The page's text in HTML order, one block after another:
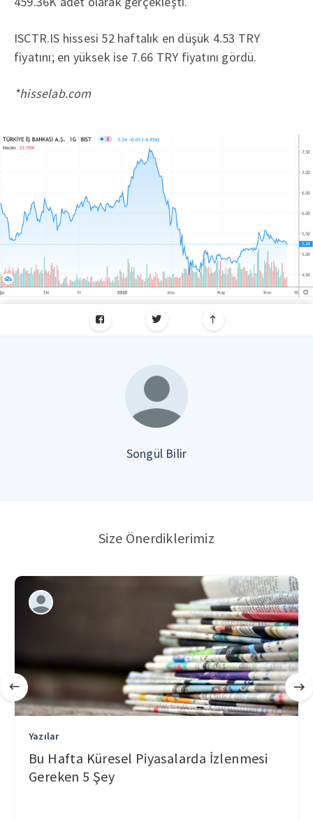
ISCTR.IS hissesi 52 haftalık en düşük 4.53 TRY
fiyatını; en yüksek ise 7.66 TRY fiyatını gördü.
*hisselab.com
Songül Bilir
Size Önerdiklerimiz
Yazılar
Bu Hafta Küresel Piyasalarda İzlenmesi
Gereken 5 Şey